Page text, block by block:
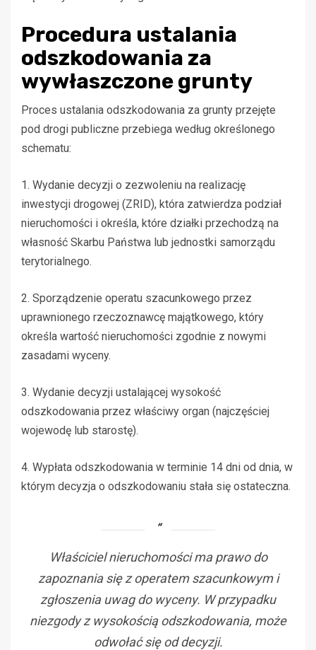
Procedura ustalania
odszkodowania za
wywłaszczone grunty
Proces ustalania odszkodowania za grunty przejęte
pod drogi publiczne przebiega według określonego
schematu:
1. Wydanie decyzji o zezwoleniu na realizację
inwestycji drogowej (ZRID), która zatwierdza podział
nieruchomości i określa, które działki przechodzą na
własność Skarbu Państwa lub jednostki samorządu
terytorialnego.
2. Sporządzenie operatu szacunkowego przez
uprawnionego rzeczoznawcę majątkowego, który
określa wartość nieruchomości zgodnie z nowymi
zasadami wyceny.
3. Wydanie decyzji ustalającej wysokość
odszkodowania przez właściwy organ (najczęściej
wojewodę lub starostę).
4. Wypłata odszkodowania w terminie 14 dni od dnia, w
którym decyzja o odszkodowaniu stała się ostateczna.
Właściciel nieruchomości ma prawo do
zapoznania się z operatem szacunkowym i
zgłoszenia uwag do wyceny. W przypadku
niezgody z wysokością odszkodowania, może
odwołać się od decyzji.